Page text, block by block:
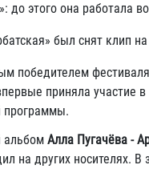
до этого она работала
был снят клип
победителем
приняла участие
программы.
альбом Алла Пугачёва -
на других носителях.